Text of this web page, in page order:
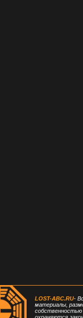
LOST-ABC.RU-
материалы,
собственностью